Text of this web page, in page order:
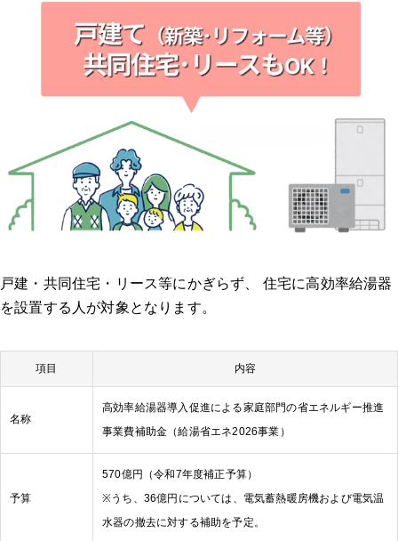
戸建・共同住宅・リース等にかぎらず、 住宅に高効率給湯器
を設置する人が対象となります。
項目 内容
名称
高効率給湯器導入促進による家庭部門の省エネルギー推進
事業費補助金（給湯省エネ2026事業）
予算
570億円（令和7年度補正予算）
※うち、36億円については、電気蓄熱暖房機および電気温
水器の撤去に対する補助を予定。